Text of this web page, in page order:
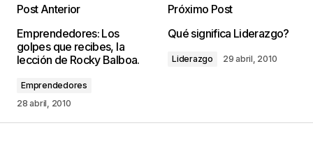
capacidad en el tema
yuyo
7 junio, 2010 at 10:36 am
Muchas gracias, en nombre del autor y del mio
Post Anterior
Emprendedores: Los
golpes que recibes, la
lección de Rocky Balboa.
Emprendedores
28 abril, 2010
Próximo Post
Qué significa Liderazgo?
Liderazgo 29 abril, 2010